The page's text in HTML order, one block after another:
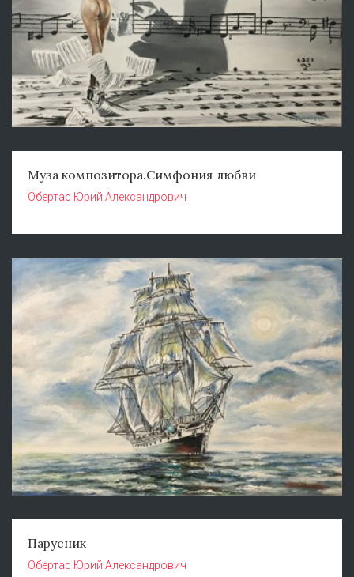
Муза композитора.Симфония любви
Обертас Юрий Александрович
Парусник
Обертас Юрий Александрович